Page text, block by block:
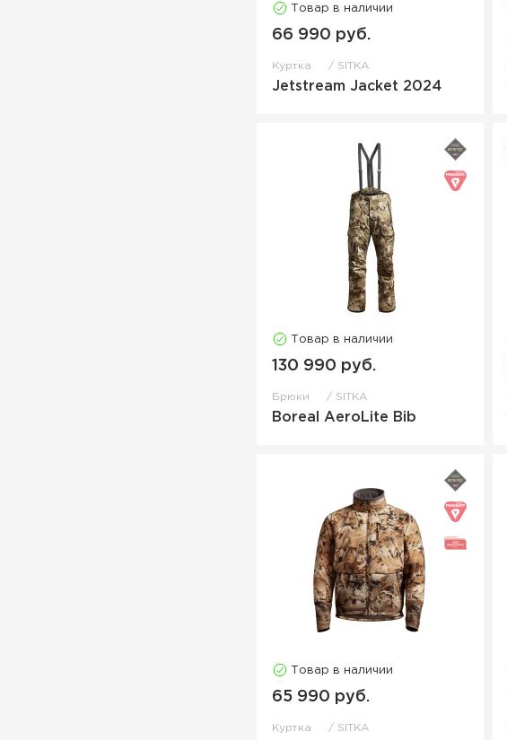
Товар в наличии
66 990 руб.
Куртка SITKA
Jetstream Jacket 2024
Товар в наличии
130 990 руб.
Брюки SITKA
Boreal AeroLite Bib
Товар в наличии
65 990 руб.
Куртка SITKA